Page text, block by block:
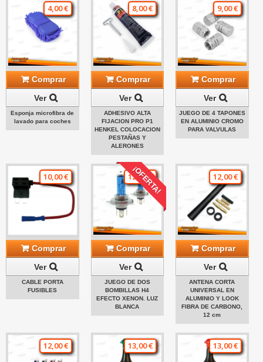
4,00 €
Comprar
Ver
Esponja microfibra de
lavado para coches
8,00 €
Comprar
Ver
ADHESIVO ALTA
FIJACION PRO P1
HENKEL COLOCACION
PESTAÑAS Y
ALERONES
9,00 €
Comprar
Ver
JUEGO DE 4 TAPONES
EN ALUMINIO CROMO
PARA VALVULAS
10,00 €
Comprar
Ver
CABLE PORTA
FUSIBLES
¡OFERTA!
12,00 €
Comprar
Ver
JUEGO DE DOS
BOMBILLAS H4
EFECTO XENON. LUZ
BLANCA
12,00 €
Comprar
Ver
ANTENA CORTA
UNIVERSAL EN
ALUMINIO Y LOOK
FIBRA DE CARBONO,
12 cm
12,00 € 13,00 € 13,00 €